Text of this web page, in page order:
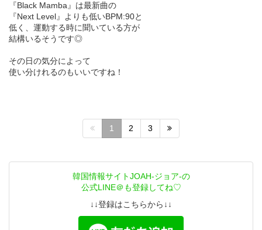
『Black Mamba』は最新曲の
『Next Level』よりも低いBPM:90と
低く、運動する時に聞いている方が
結構いるそうです◎
その日の気分によって
使い分けれるのもいいですね！
1 2 3
韓国情報サイトJOAH-ジョア-の
公式LINE＠も登録してね♡
↓↓登録はこちらから↓↓